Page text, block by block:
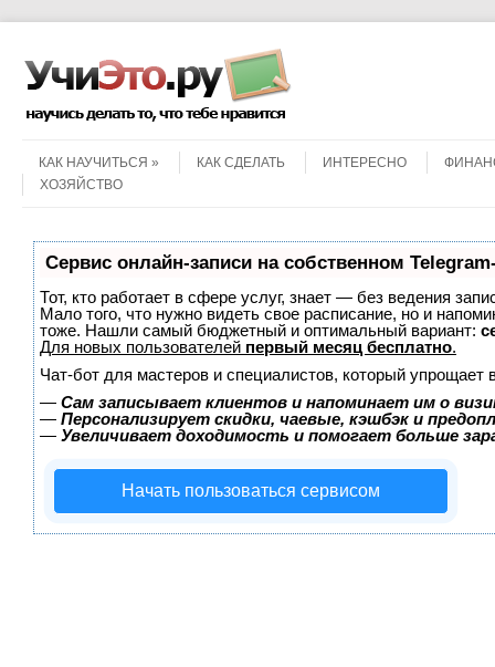
КАК НАУЧИТЬСЯ
КАК СДЕЛАТЬ ИНТЕРЕСНО
ХОЗЯЙСТВО
Сервис онлайн-записи на собственном
Тот, кто работает в сфере услуг, знает — без ведения
Мало того, что нужно видеть свое расписание, но и
тоже. Нашли самый бюджетный и оптимальный вариант:
Для новых пользователей первый месяц бесплатно.
Чат-бот для мастеров и специалистов, который упрощает
— Сам записывает клиентов и напоминает им о
— Персонализирует скидки, чаевые, кэшбэк и
— Увеличивает доходимость и помогает больше
Начать пользоваться сервисом